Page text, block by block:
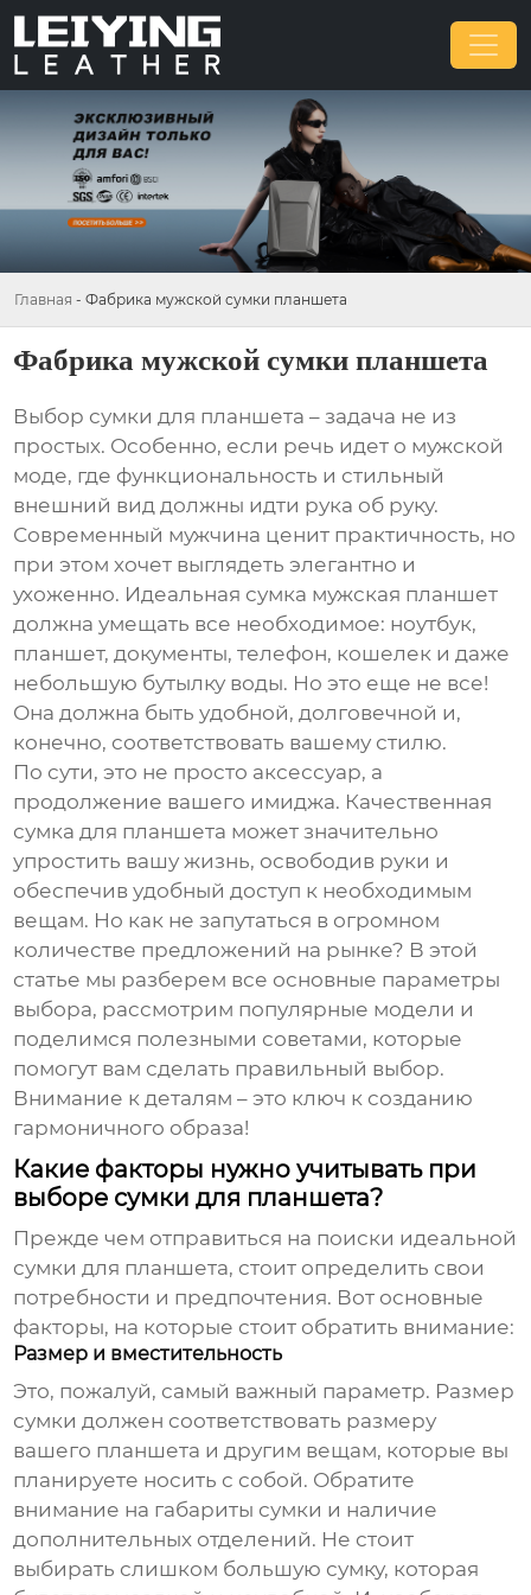
Главная - Фабрика мужской сумки планшета
Фабрика мужской сумки планшета
Выбор сумки для планшета – задача не из
простых. Особенно, если речь идет о мужской
моде, где функциональность и стильный
внешний вид должны идти рука об руку.
Современный мужчина ценит практичность, но
при этом хочет выглядеть элегантно и
ухоженно. Идеальная сумка мужская планшет
должна умещать все необходимое: ноутбук,
планшет, документы, телефон, кошелек и даже
небольшую бутылку воды. Но это еще не все!
Она должна быть удобной, долговечной и,
конечно, соответствовать вашему стилю.
По сути, это не просто аксессуар, а
продолжение вашего имиджа. Качественная
сумка для планшета может значительно
упростить вашу жизнь, освободив руки и
обеспечив удобный доступ к необходимым
вещам. Но как не запутаться в огромном
количестве предложений на рынке? В этой
статье мы разберем все основные параметры
выбора, рассмотрим популярные модели и
поделимся полезными советами, которые
помогут вам сделать правильный выбор.
Внимание к деталям – это ключ к созданию
гармоничного образа!
Какие факторы нужно учитывать при
выборе сумки для планшета?
Прежде чем отправиться на поиски идеальной
сумки для планшета, стоит определить свои
потребности и предпочтения. Вот основные
факторы, на которые стоит обратить внимание:
Размер и вместительность
Это, пожалуй, самый важный параметр. Размер
сумки должен соответствовать размеру
вашего планшета и другим вещам, которые вы
планируете носить с собой. Обратите
внимание на габариты сумки и наличие
дополнительных отделений. Не стоит
выбирать слишком большую сумку, которая